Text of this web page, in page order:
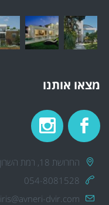
מצאו אותנו
החרושת 18, רמת השרון
054-8081528
iris@avneri-dvir.com